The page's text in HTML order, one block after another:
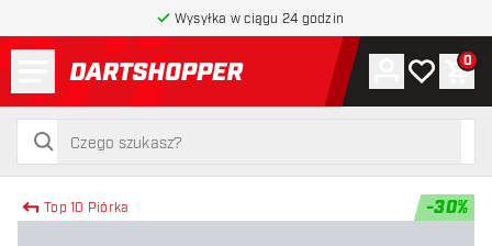
Wysyłka w ciągu 24 godzin
powrót do strony głównej
szukaj
szukaj
Konto
Moja lista
0
Top 10 Piórka -30%